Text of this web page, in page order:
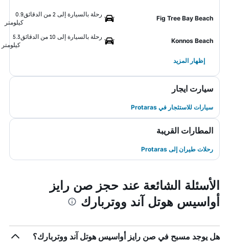
Fig Tree Bay Beach
رحلة بالسيارة إلى 2 من الدقائق
0.9
كيلومتر
Konnos Beach
رحلة بالسيارة إلى 10 من الدقائق
5.3
كيلومتر
إظهار المزيد
سيارت ايجار
سيارات للاستئجار في Protaras
المطارات القريبة
رحلات طيران إلى Protaras
الأسئلة الشائعة عند حجز صن رايز
أواسيس هوتل آند ووتربارك
هل يوجد مسبح في صن رايز أواسيس هوتل آند ووتربارك؟